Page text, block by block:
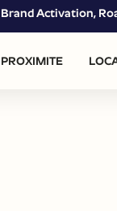
Activation,